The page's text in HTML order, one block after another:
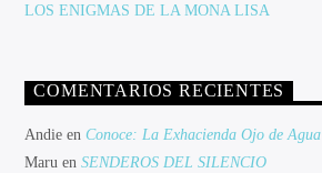
LOS ENIGMAS DE LA MONA LISA
COMENTARIOS RECIENTES
Andie enConoce: La Exhacienda Ojo de Agua
Maru enSENDEROS DEL SILENCIO